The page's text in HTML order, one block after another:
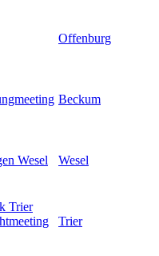
Offenburg
Beckum
Wesel Wesel
Trier
Trier